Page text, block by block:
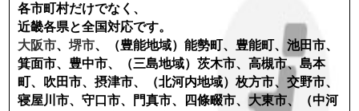
各市町村だけでなく、
近畿各県と全国対応です。
大阪市、堺市、（豊能地域）能勢町、豊能町、池田市、
箕面市、豊中市、（三島地域）茨木市、高槻市、島本
町、吹田市、摂津市、（北河内地域）枚方市、交野市、
寝屋川市、守口市、門真市、四條畷市、大東市、（中河